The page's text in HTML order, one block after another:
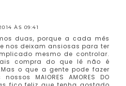
ÀS 09:41
duas, porque a cada mês
nos deixam ansiosas para ter
mesmo de controlar.
compra do que lê não é
o que a gente pode fazer
MAIORES AMORES DO